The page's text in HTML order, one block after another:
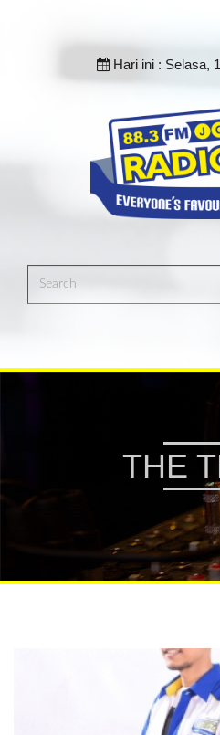
Hari ini : Selasa,
THE